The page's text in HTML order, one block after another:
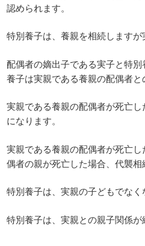
認められます。
特別養子は、養親を相続しますが
配偶者の嫡出子である実子と特
養子は実親である養親の配偶者と
実親である養親の配偶者が死亡
になります。
実親である養親の配偶者が死亡
偶者の親が死亡した場合、代襲相
特別養子は、実親の子どもでなく
特別養子は、実親との親子関係が